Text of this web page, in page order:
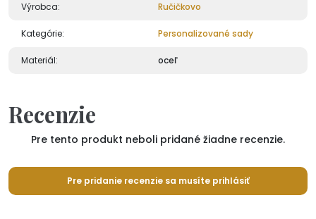
Výrobca: Ručičkovo
Kategórie: Personalizované sady
Materiál: oceľ
Recenzie
Pre tento produkt neboli pridané žiadne recenzie.
Pre pridanie recenzie sa musíte prihlásiť